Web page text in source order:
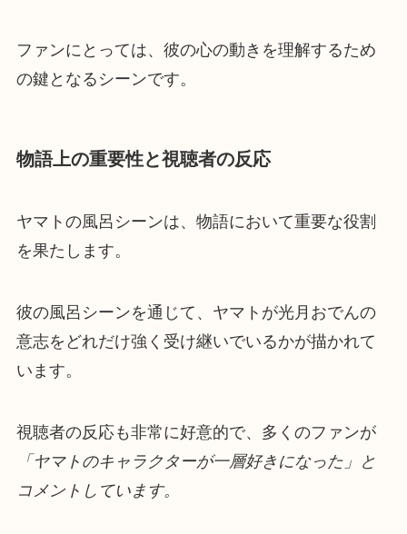
ファンにとっては、彼の心の動きを理解するため
の鍵となるシーンです。
物語上の重要性と視聴者の反応
ヤマトの風呂シーンは、物語において重要な役割
を果たします。
彼の風呂シーンを通じて、ヤマトが光月おでんの
意志をどれだけ強く受け継いでいるかが描かれて
います。
視聴者の反応も非常に好意的で、多くのファンが
「ヤマトのキャラクターが一層好きになった」と
コメントしています。